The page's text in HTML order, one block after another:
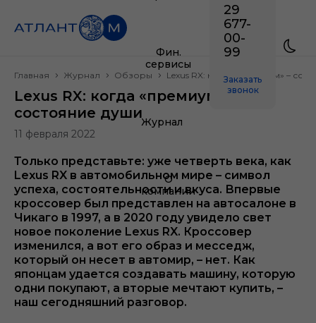
Фин.
сервисы
Журнал
О
компании
29
677-
00-
99
Заказать
звонок
Главная Журнал Обзоры Lexus RX: когда «премиум» –
Lexus RX: когда «премиум» –
состояние души
11 февраля 2022
Только представьте: уже четверть века, как
Lexus RX в автомобильном мире – символ
успеха, состоятельности и вкуса. Впервые
кроссовер был представлен на автосалоне в
Чикаго в 1997, а в 2020 году увидело свет
новое поколение Lexus RX. Кроссовер
изменился, а вот его образ и месседж,
который он несет в автомир, – нет. Как
японцам удается создавать машину, которую
одни покупают, а вторые мечтают купить, –
наш сегодняшний разговор.